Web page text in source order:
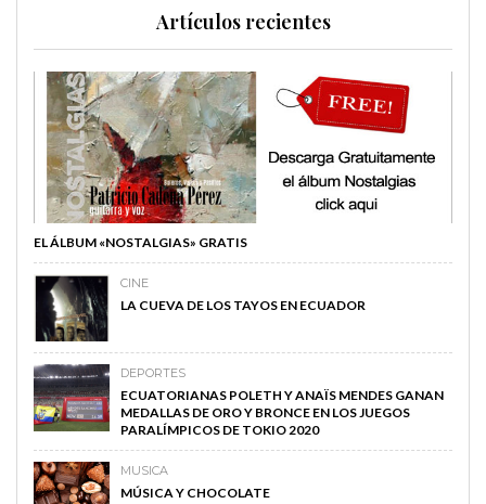
Artículos recientes
EL ÁLBUM «NOSTALGIAS» GRATIS
CINE
LA CUEVA DE LOS TAYOS EN ECUADOR
DEPORTES
ECUATORIANAS POLETH Y ANAÏS MENDES GANAN
MEDALLAS DE ORO Y BRONCE EN LOS JUEGOS
PARALÍMPICOS DE TOKIO 2020
MUSICA
MÚSICA Y CHOCOLATE